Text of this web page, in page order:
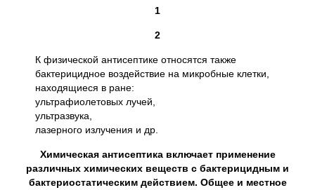
1
2
К физической антисептике относятся также
бактерицидное воздействие на микробные клетки,
находящиеся в ране:
ультрафиолетовых лучей,
ультразвука,
лазерного излучения и др.
Химическая антисептика включает применение
различных химических веществ с бактерицидным и
бактериостатическим действием. Общее и местное